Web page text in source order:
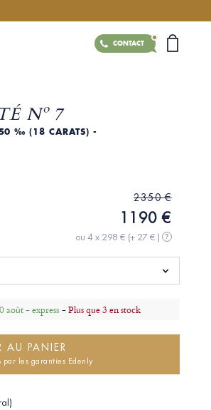
CONTACT
Nº 7
‰ (18 CARATS) -
2350 €
1190 €
ou 4 x 298 € (+ 27 € ) ?
août - express -Plus que 3 en stock
AU PANIER
par les garanties Edenly